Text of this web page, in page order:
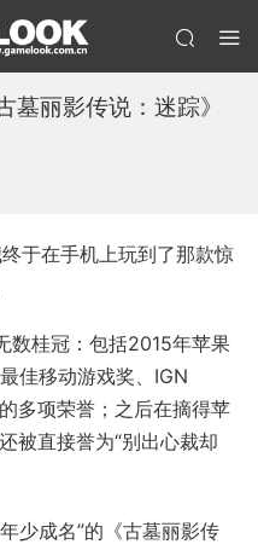
墓丽影传说：迷踪》
于在手机上玩到了那款惊
数桂冠：包括2015年苹果
佳移动游戏奖、IGN
多项荣誉；之后在摘得苹
被直接誉为“别出心裁却
少成名”的《古墓丽影传